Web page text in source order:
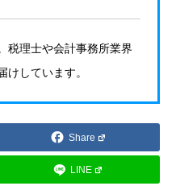
税理士や会計事務所業界
けしています。
Share
LINE